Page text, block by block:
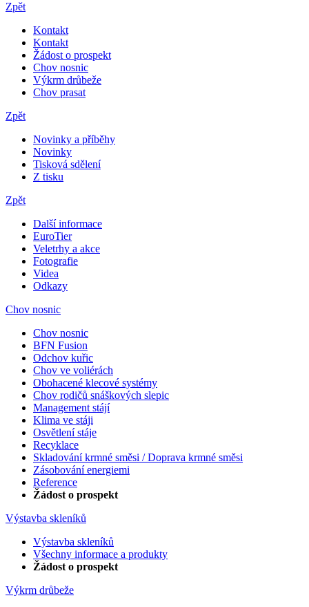
Zpět
Kontakt
Kontakt
Žádost o prospekt
Chov nosnic
Výkrm drůbeže
Chov prasat
Zpět
Novinky a příběhy
Novinky
Tisková sdělení
Z tisku
Zpět
Další informace
EuroTier
Veletrhy a akce
Fotografie
Videa
Odkazy
Chov nosnic
Chov nosnic
BFN Fusion
Odchov kuřic
Chov ve voliérách
Obohacené klecové systémy
Chov rodičů snáškových slepic
Management stájí
Klima ve stáji
Osvětlení stáje
Recyklace
Skladování krmné směsi / Doprava krmné směsi
Zásobování energiemi
Reference
Žádost o prospekt
Výstavba skleníků
Výstavba skleníků
Všechny informace a produkty
Žádost o prospekt
Výkrm drůbeže